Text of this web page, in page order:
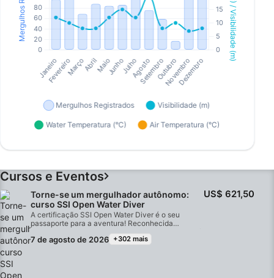
Cursos e Eventos
Torne-se um mergulhador autônomo:
curso SSI Open Water Diver
A certificação SSI Open Water Diver é o seu
passaporte para a aventura! Reconhecida
mundialmente, essa certificação permite que você
mergulhe com segurança com um parceiro, sem a
7 de agosto de 2026 +302 mais
US$ 621,50